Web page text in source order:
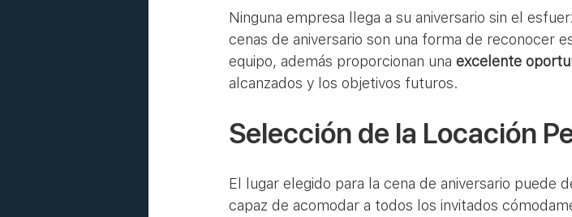
Ninguna empresa llega a su aniversario sin el
cenas de aniversario son una forma de reconocer
equipo, además proporcionan una excelente
alcanzados y los objetivos futuros.
Selección de la Locación
El lugar elegido para la cena de aniversario puede
capaz de acomodar a todos los invitados